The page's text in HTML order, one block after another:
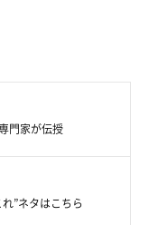
物病院へ
門家が伝授
”ネタはこちら